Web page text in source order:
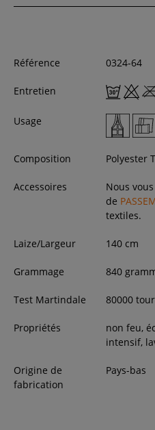
Référence 0324-64
Entretien
Usage
Composition Polyester
Accessoires
Nous
de
textiles.
Laize/Largeur 140 cm
Grammage 840
Test Martindale 80000
Propriétés
non feu,
intensif,
Origine de
fabrication
Pays-bas